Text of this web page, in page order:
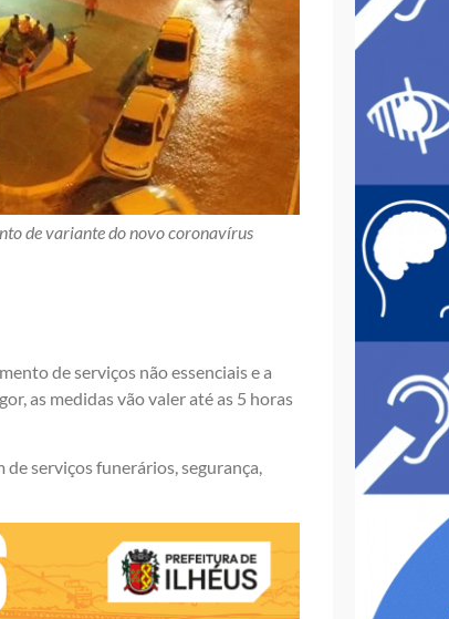
de variante do novo coronavírus
de serviços não essenciais e a
as medidas vão valer até as 5 horas
serviços funerários, segurança,